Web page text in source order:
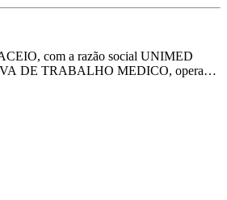
com a razão social UNIMED
DE TRABALHO MEDICO, opera
43 e tem sua sede localizada em
de atuação é de planos de saúde, de